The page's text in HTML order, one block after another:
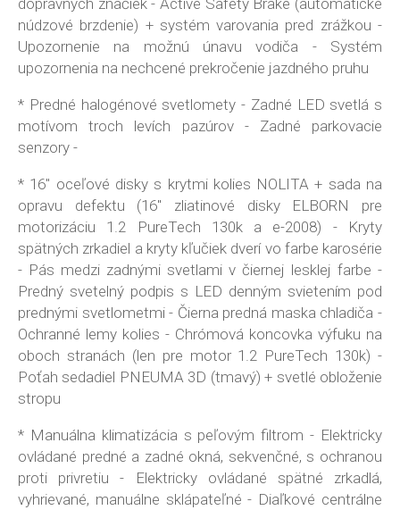
núdzové brzdenie) + systém varovania pred zrážkou -
Upozornenie na možnú únavu vodiča - Systém
upozornenia na nechcené prekročenie jazdného pruhu
* Predné halogénové svetlomety - Zadné LED svetlá s
motívom troch levích pazúrov - Zadné parkovacie
senzory -
* 16" oceľové disky s krytmi kolies NOLITA + sada na
opravu defektu (16" zliatinové disky ELBORN pre
motorizáciu 1.2 PureTech 130k a e-2008) - Kryty
spätných zrkadiel a kryty kľučiek dverí vo farbe karosérie
- Pás medzi zadnými svetlami v čiernej lesklej farbe -
Predný svetelný podpis s LED denným svietením pod
prednými svetlometmi - Čierna predná maska chladiča -
Ochranné lemy kolies - Chrómová koncovka výfuku na
oboch stranách (len pre motor 1.2 PureTech 130k) -
Poťah sedadiel PNEUMA 3D (tmavý) + svetlé obloženie
stropu
* Manuálna klimatizácia s peľovým filtrom - Elektricky
ovládané predné a zadné okná, sekvenčné, s ochranou
proti privretiu - Elektricky ovládané spätné zrkadlá,
vyhrievané, manuálne sklápateľné - Diaľkové centrálne